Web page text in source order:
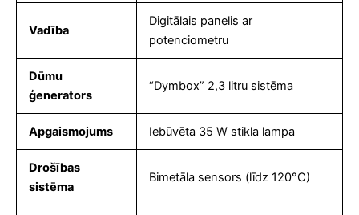
Vadība
Digitālais panelis ar
potenciometru
Dūmu
ģenerators
“Dymbox” 2,3 litru sistēma
Apgaismojums Iebūvēta 35 W stikla lampa
Drošības
sistēma
Bimetāla sensors (līdz 120°C)